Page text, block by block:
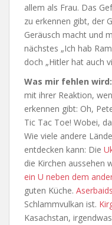
allem als Frau. Das
zu erkennen gibt, der
Geräusch macht und
nächstes „Ich hab
doch „Hitler hat auch
Was mir fehlen wird:
mit ihrer Reaktion,
erkennen gibt: Oh,
Tic Tac Toe! Wobei,
Wie viele andere
entdecken kann: Die
die Kirchen aussehen
ein U neben dem
guten Küche.
Schlammvulkan ist.
Kasachstan,